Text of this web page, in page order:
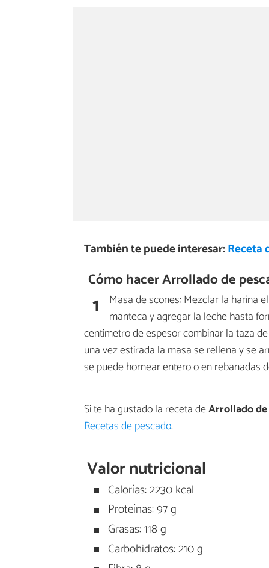
También te puede interesar:Receta
Cómo hacer Arrollado de
1
Masa de scones: Mezclar la harina
manteca y agregar la leche hasta
centimetro de espesor combinar la taza
una vez estirada la masa se rellena y se
se puede hornear entero o en rebanadas
Si te ha gustado la receta deArrollado
Recetas de pescado.
Valor nutricional
Calorías: 2230 kcal
Proteínas: 97 g
Grasas: 118 g
Carbohidratos: 210 g